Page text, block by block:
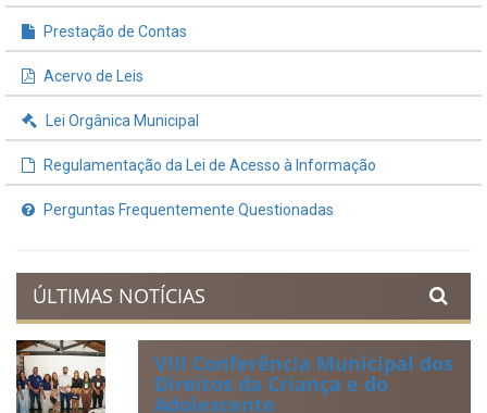
Prestação de Contas
Acervo de Leis
Lei Orgânica Municipal
Regulamentação da Lei de Acesso à Informação
Perguntas Frequentemente Questionadas
ÚLTIMAS NOTÍCIAS
VIII Conferência Municipal dos
Direitos da Criança e do
Adolescente